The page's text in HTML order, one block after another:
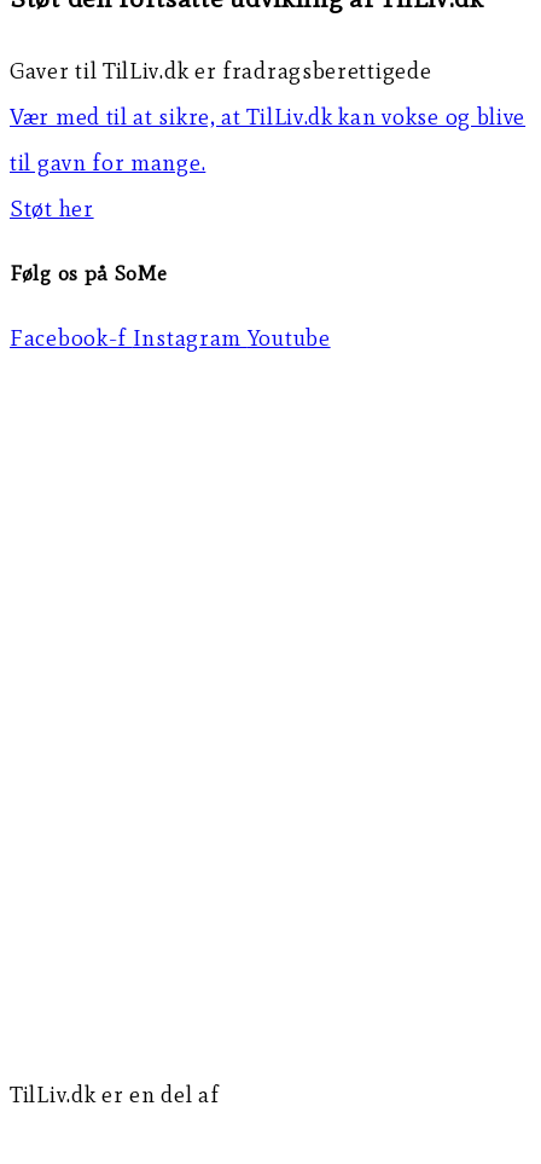
Gaver til TilLiv.dk er fradragsberettigede
Vær med til at sikre, at TilLiv.dk kan vokse og blive
til gavn for mange.
Støt her
Følg os på SoMe
Facebook-f Instagram Youtube
TilLiv.dk er en del af